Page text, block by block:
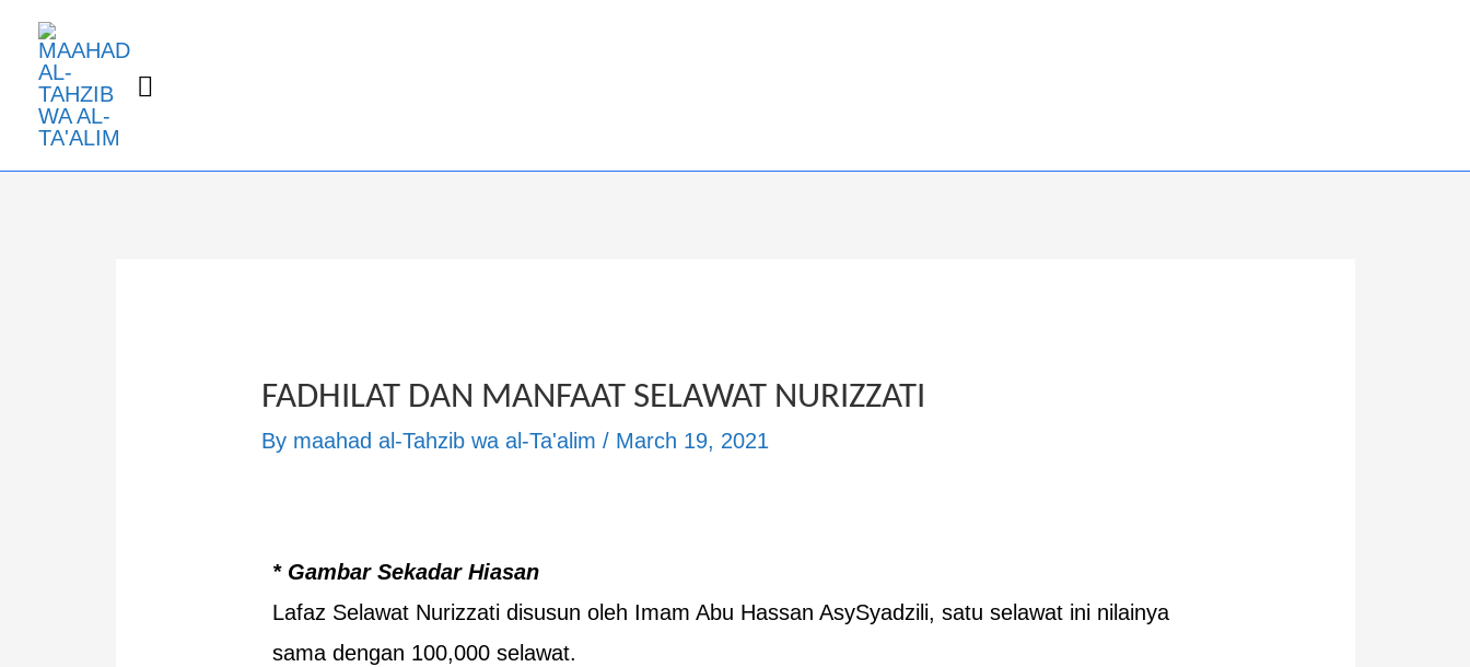
FADHILAT DAN MANFAAT SELAWAT NURIZZATI
By maahad al-Tahzib wa al-Ta'alim / March 19, 2021
* Gambar Sekadar Hiasan
Lafaz Selawat Nurizzati disusun oleh Imam Abu Hassan AsySyadzili, satu selawat ini nilainya
sama dengan 100,000 selawat.